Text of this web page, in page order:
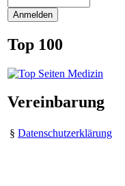
Top 100
Vereinbarung
§ Datenschutzerklärung